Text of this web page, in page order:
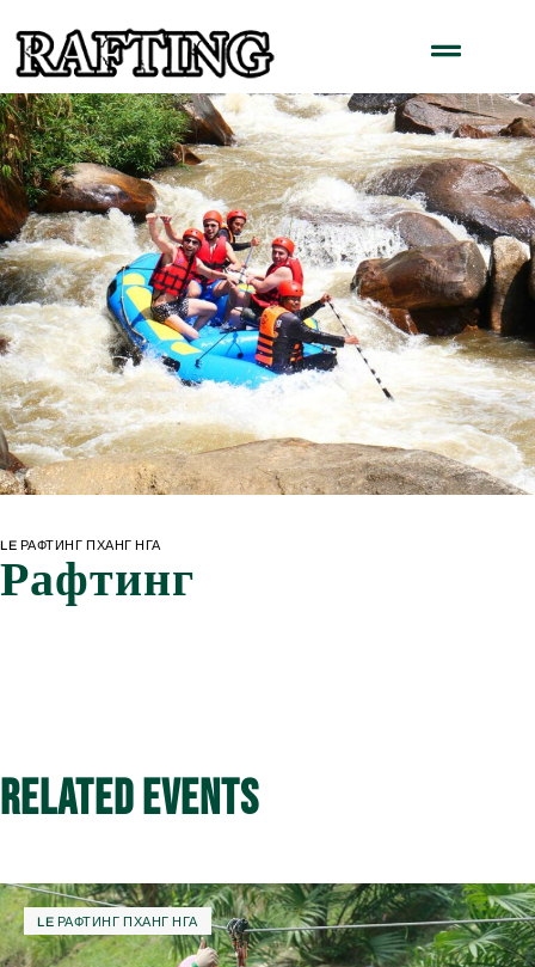
LE РАФТИНГ ПХАНГ НГА
Рафтинг
Related Events
LE РАФТИНГ ПХАНГ НГА